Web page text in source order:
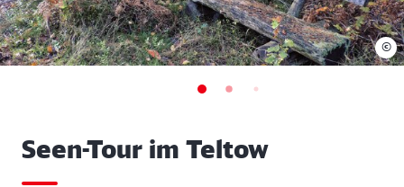
Seen-Tour im Teltow
©